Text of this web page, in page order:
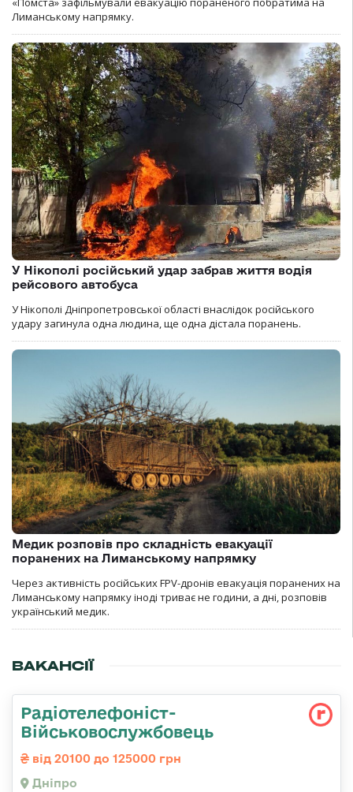
Лиманському напрямку.
У Нікополі російський удар забрав життя водія
рейсового автобуса
У Нікополі Дніпропетровської області внаслідок російського
удару загинула одна людина, ще одна дістала поранень.
Медик розповів про складність евакуації
поранених на Лиманському напрямку
Через активність російських FPV-дронів евакуація поранених на
Лиманському напрямку іноді триває не години, а дні, розповів
український медик.
ВАКАНСІЇ
Радіотелефоніст-
Військовослужбовець
від 20100 до 125000 грн
Дніпро